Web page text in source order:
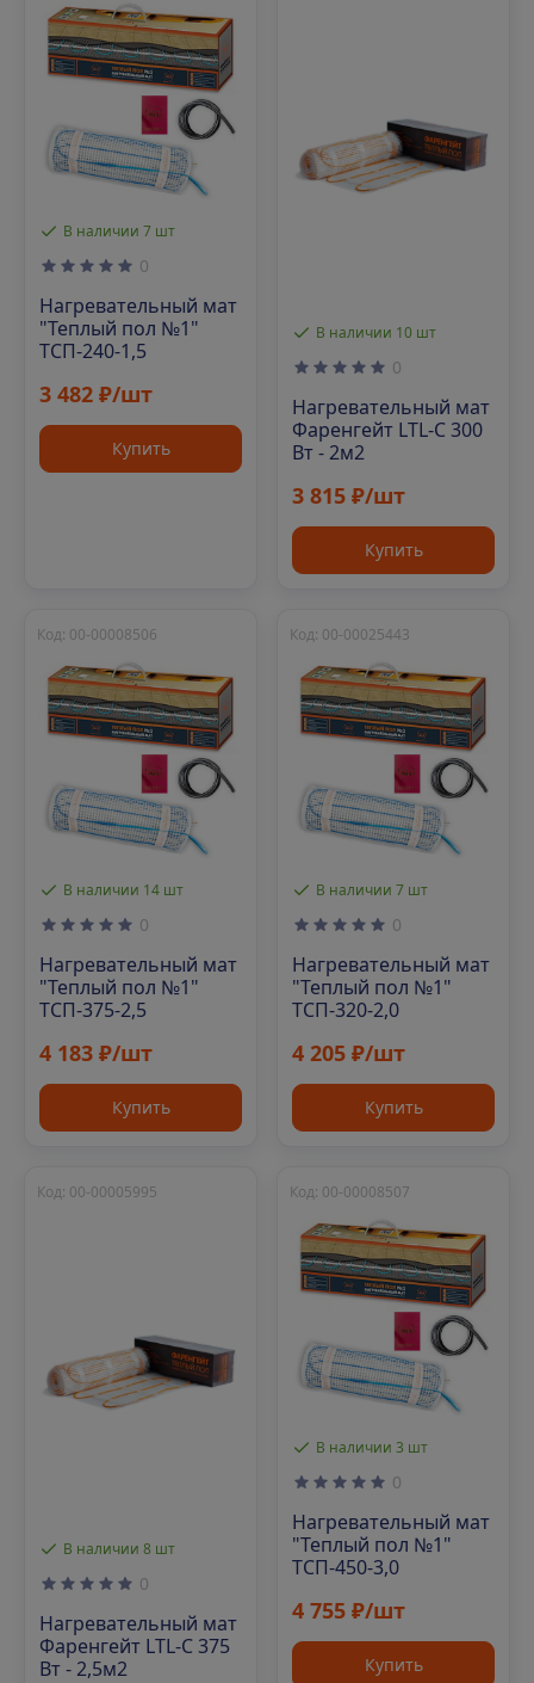
В наличии 7 шт
0
Нагревательный мат
"Теплый пол №1"
ТСП-240-1,5
3 482 ₽/шт
Купить
В наличии 10 шт
0
Нагревательный мат
Фаренгейт LTL-C 300
Вт - 2м2
3 815 ₽/шт
Купить
В наличии 14 шт
Код: 00-00008506
0
Нагревательный мат
"Теплый пол №1"
ТСП-375-2,5
4 183 ₽/шт
Купить
В наличии 7 шт
Код: 00-00025443
0
Нагревательный мат
"Теплый пол №1"
ТСП-320-2,0
4 205 ₽/шт
Купить
В наличии 8 шт
Код: 00-00005995
0
Нагревательный мат
Фаренгейт LTL-C 375
Вт - 2,5м2
В наличии 3 шт
Код: 00-00008507
0
Нагревательный мат
"Теплый пол №1"
ТСП-450-3,0
4 755 ₽/шт
Купить